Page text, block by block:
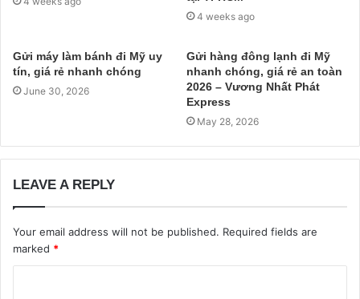
4 weeks ago
Gửi máy làm bánh đi Mỹ uy
tín, giá rẻ nhanh chóng
June 30, 2026
Gửi hàng đông lạnh đi Mỹ
nhanh chóng, giá rẻ an toàn
2026 – Vương Nhất Phát
Express
May 28, 2026
LEAVE A REPLY
Your email address will not be published. Required fields are
marked *